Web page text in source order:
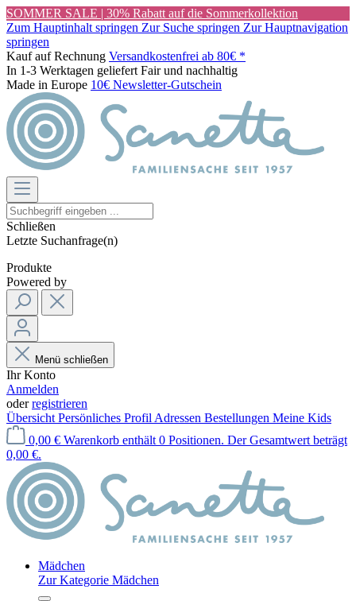
SOMMER SALE | 30% Rabatt auf die Sommerkollektion
Zum Hauptinhalt springen Zur Suche springen Zur Hauptnavigation
springen
Kauf auf Rechnung Versandkostenfrei ab 80€ *
In 1-3 Werktagen geliefert Fair und nachhaltig
Made in Europe 10€ Newsletter-Gutschein
Schließen
Letzte Suchanfrage(n)
Produkte
Powered by
Menü schließen
Ihr Konto
Anmelden
oderregistrieren
Übersicht Persönliches Profil Adressen Bestellungen Meine Kids
0,00 € Warenkorb enthält 0 Positionen. Der Gesamtwert beträgt
0,00 €.
Mädchen
Zur Kategorie Mädchen